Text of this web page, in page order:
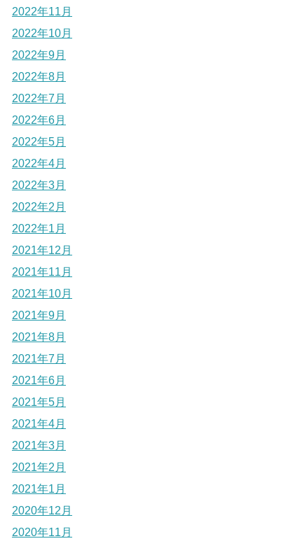
2022年11月
2022年10月
2022年9月
2022年8月
2022年7月
2022年6月
2022年5月
2022年4月
2022年3月
2022年2月
2022年1月
2021年12月
2021年11月
2021年10月
2021年9月
2021年8月
2021年7月
2021年6月
2021年5月
2021年4月
2021年3月
2021年2月
2021年1月
2020年12月
2020年11月